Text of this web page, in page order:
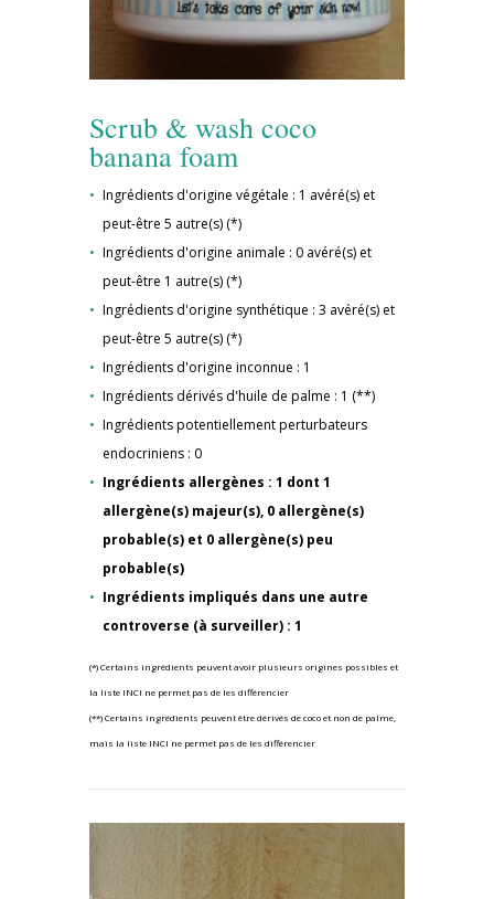
Scrub & wash coco
banana foam
Ingrédients d'origine végétale : 1 avéré(s) et
peut-être 5 autre(s) (*)
Ingrédients d'origine animale : 0 avéré(s) et
peut-être 1 autre(s) (*)
Ingrédients d'origine synthétique : 3 avéré(s) et
peut-être 5 autre(s) (*)
Ingrédients d'origine inconnue : 1
Ingrédients dérivés d'huile de palme : 1 (**)
Ingrédients potentiellement perturbateurs
endocriniens : 0
Ingrédients allergènes : 1 dont 1
allergène(s) majeur(s), 0 allergène(s)
probable(s) et 0 allergène(s) peu
probable(s)
Ingrédients impliqués dans une autre
controverse (à surveiller) : 1
(*) Certains ingrédients peuvent avoir plusieurs origines possibles et
la liste INCI ne permet pas de les différencier
(**) Certains ingrédients peuvent être dérivés de coco et non de palme,
mais la liste INCI ne permet pas de les différencier